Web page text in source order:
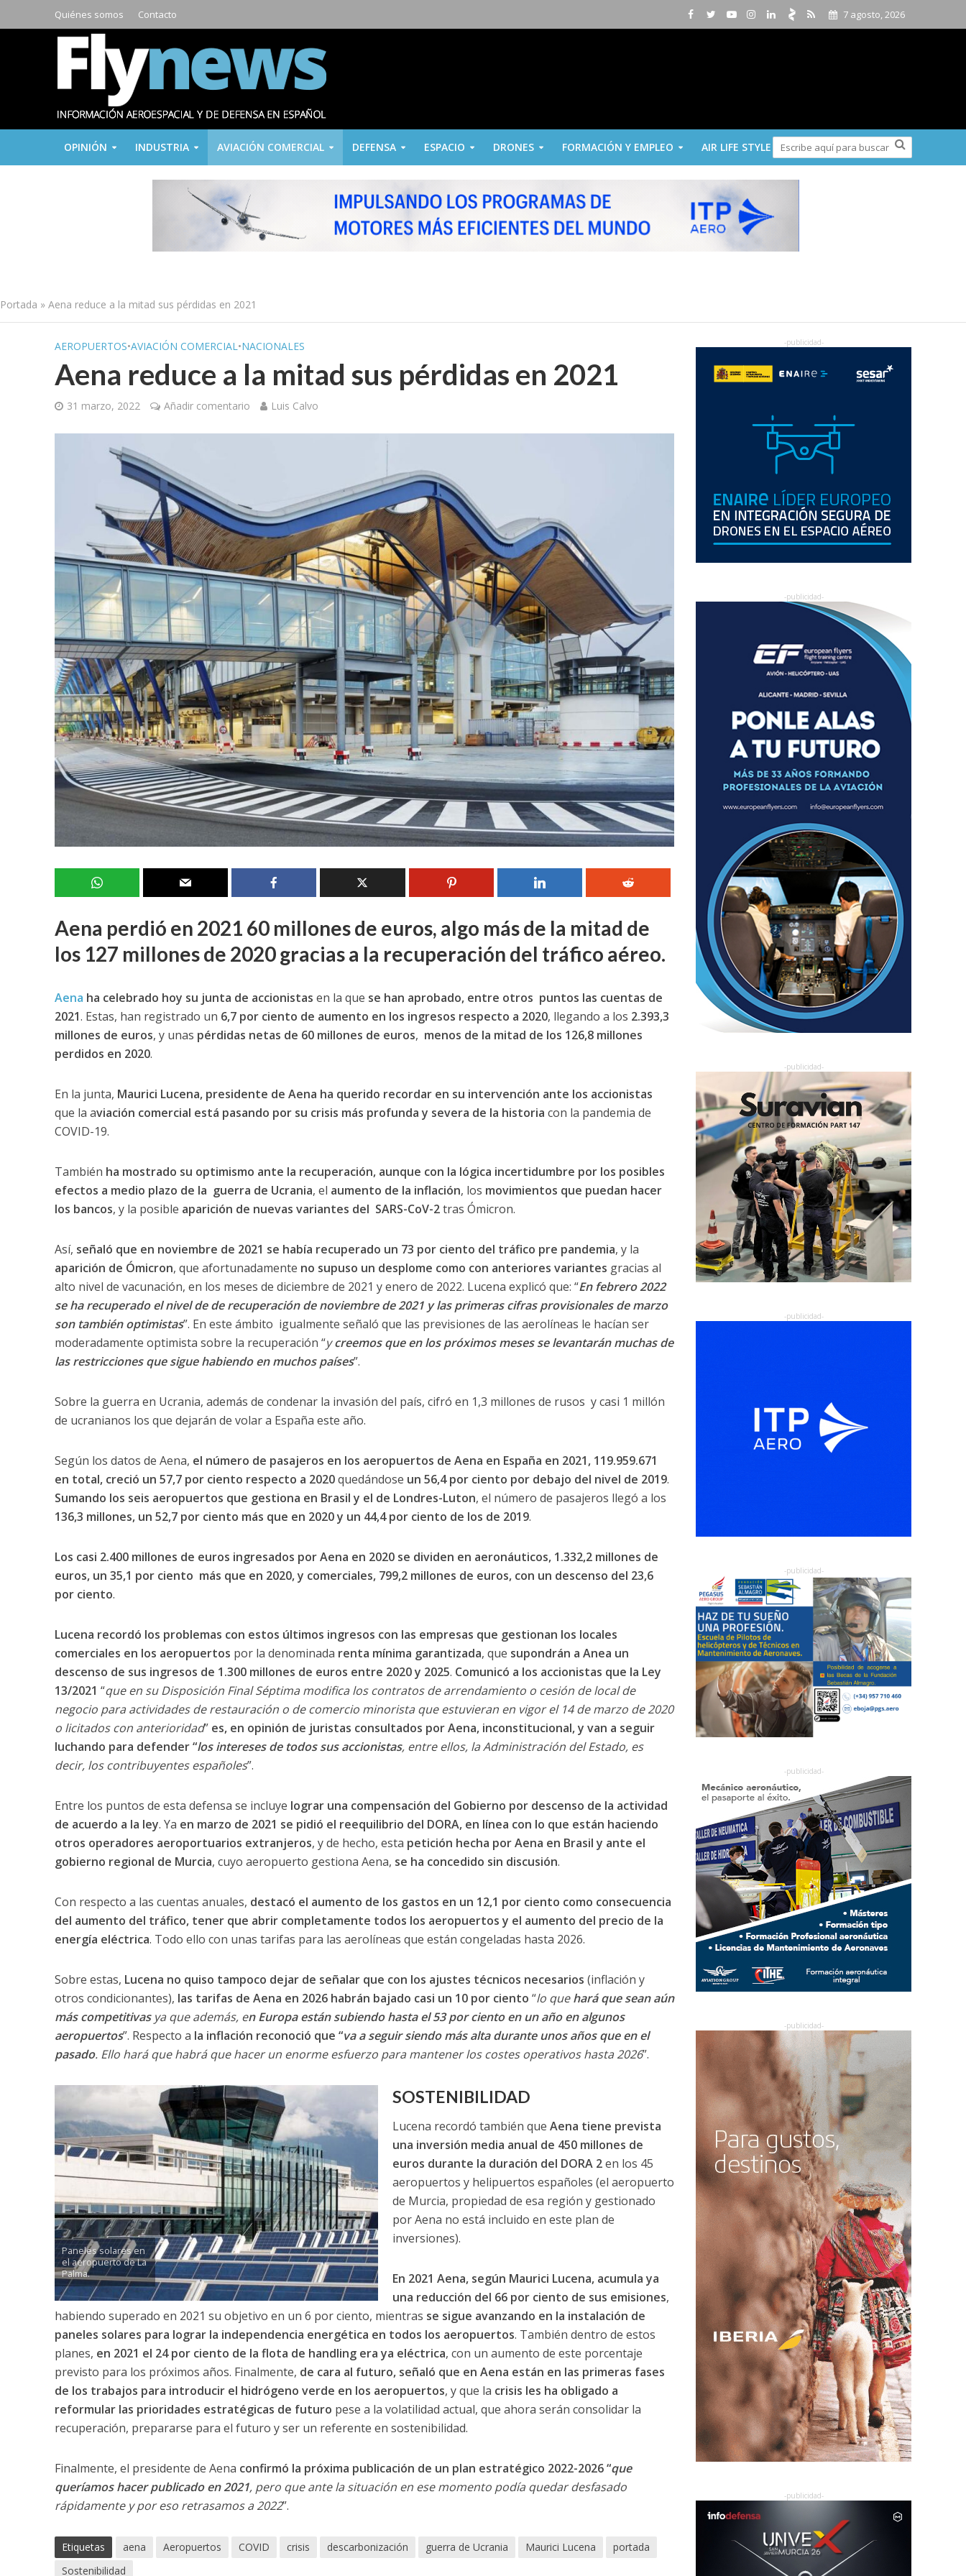
Quiénes somos Contacto 7 agosto, 2026
OPINIÓN INDUSTRIA AVIACIÓN COMERCIAL DEFENSA ESPACIO DRONES FORMACIÓN Y EMPLEO AIR LIFE STYLE
Portada » Aena reduce a la mitad sus pérdidas en 2021
AEROPUERTOS•AVIACIÓN COMERCIAL•NACIONALES
Aena reduce a la mitad sus pérdidas en 2021
31 marzo, 2022 Añadir comentario Luis Calvo
Aena perdió en 2021 60 millones de euros, algo más de la mitad de
los 127 millones de 2020 gracias a la recuperación del tráfico aéreo.
Aena ha celebrado hoy su junta de accionistas en la que se han aprobado, entre otros puntos las cuentas de
2021. Estas, han registrado un 6,7 por ciento de aumento en los ingresos respecto a 2020, llegando a los 2.393,3
millones de euros, y unas pérdidas netas de 60 millones de euros, menos de la mitad de los 126,8 millones
perdidos en 2020.
En la junta, Maurici Lucena, presidente de Aena ha querido recordar en su intervención ante los accionistas
que la aviación comercial está pasando por su crisis más profunda y severa de la historia con la pandemia de
COVID-19.
También ha mostrado su optimismo ante la recuperación, aunque con la lógica incertidumbre por los posibles
efectos a medio plazo de la guerra de Ucrania, el aumento de la inflación, los movimientos que puedan hacer
los bancos, y la posible aparición de nuevas variantes del SARS-CoV-2tras Ómicron.
Así, señaló que en noviembre de 2021 se había recuperado un 73 por ciento del tráfico pre pandemia, y la
aparición de Ómicron, que afortunadamente no supuso un desplome como con anteriores variantes gracias al
alto nivel de vacunación, en los meses de diciembre de 2021 y enero de 2022. Lucena explicó que: “En febrero 2022
se ha recuperado el nivel de de recuperación de noviembre de 2021 y las primeras cifras provisionales de marzo
son también optimistas”. En este ámbito igualmente señaló que las previsiones de las aerolíneas le hacían ser
moderadamente optimista sobre la recuperación “ycreemos que en los próximos meses se levantarán muchas de
las restricciones que sigue habiendo en muchos países”.
Sobre la guerra en Ucrania, además de condenar la invasión del país, cifró en 1,3 millones de rusos y casi 1 millón
de ucranianos los que dejarán de volar a España este año.
Según los datos de Aena, el número de pasajeros en los aeropuertos de Aena en España en 2021, 119.959.671
en total, creció un 57,7 por ciento respecto a 2020quedándose un 56,4 por ciento por debajo del nivel de 2019.
Sumando los seis aeropuertos que gestiona en Brasil y el de Londres-Luton, el número de pasajeros llegó a los
136,3 millones, un 52,7 por ciento más que en 2020 y un 44,4 por ciento de los de 2019.
Los casi 2.400 millones de euros ingresados por Aena en 2020 se dividen en aeronáuticos, 1.332,2 millones de
euros, un 35,1 por ciento más que en 2020, y comerciales, 799,2 millones de euros, con un descenso del 23,6
por ciento.
Lucena recordó los problemas con estos últimos ingresos con las empresas que gestionan los locales
comerciales en los aeropuertos por la denominada renta mínima garantizada, que supondrán a Anea un
descenso de sus ingresos de 1.300 millones de euros entre 2020 y 2025. Comunicó a los accionistas que la Ley
13/2021 “que en su Disposición Final Séptima modifica los contratos de arrendamiento o cesión de local de
negocio para actividades de restauración o de comercio minorista que estuvieran en vigor el 14 de marzo de 2020
o licitados con anterioridad” es, en opinión de juristas consultados por Aena, inconstitucional, y van a seguir
luchando para defender “los intereses de todos sus accionistas, entre ellos, la Administración del Estado, es
decir, los contribuyentes españoles”.
Entre los puntos de esta defensa se incluye lograr una compensación del Gobierno por descenso de la actividad
de acuerdo a la ley. Ya en marzo de 2021 se pidió el reequilibrio del DORA, en línea con lo que están haciendo
otros operadores aeroportuarios extranjeros, y de hecho, esta petición hecha por Aena en Brasil y ante el
gobierno regional de Murcia, cuyo aeropuerto gestiona Aena, se ha concedido sin discusión.
Con respecto a las cuentas anuales, destacó el aumento de los gastos en un 12,1 por ciento como consecuencia
del aumento del tráfico, tener que abrir completamente todos los aeropuertos y el aumento del precio de la
energía eléctrica. Todo ello con unas tarifas para las aerolíneas que están congeladas hasta 2026.
Sobre estas, Lucena no quiso tampoco dejar de señalar que con los ajustes técnicos necesarios (inflación y
otros condicionantes), las tarifas de Aena en 2026 habrán bajado casi un 10 por ciento “lo quehará que sean aún
más competitivasya que además, en Europa están subiendo hasta el 53 por ciento en un año en algunos
aeropuertos”. Respecto a la inflación reconoció que “va a seguir siendo más alta durante unos años que en el
pasado. Ello hará que habrá que hacer un enorme esfuerzo para mantener los costes operativos hasta 2026”.
Paneles solares en
el aeropuerto de La
Palma.
SOSTENIBILIDAD
Lucena recordó también que Aena tiene prevista
una inversión media anual de 450 millones de
euros durante la duración del DORA 2en los 45
aeropuertos y helipuertos españoles (el aeropuerto
de Murcia, propiedad de esa región y gestionado
por Aena no está incluido en este plan de
inversiones).
En 2021 Aena, según Maurici Lucena, acumula ya
una reducción del 66 por ciento de sus emisiones,
habiendo superado en 2021 su objetivo en un 6 por ciento, mientras se sigue avanzando en la instalación de
paneles solares para lograr la independencia energética en todos los aeropuertos. También dentro de estos
planes, en 2021 el 24 por ciento de la flota de handling era ya eléctrica, con un aumento de este porcentaje
previsto para los próximos años. Finalmente, de cara al futuro, señaló que en Aena están en las primeras fases
de los trabajos para introducir el hidrógeno verde en los aeropuertos, y que la crisis les ha obligado a
reformular las prioridades estratégicas de futuro pese a la volatilidad actual, que ahora serán consolidar la
recuperación, prepararse para el futuro y ser un referente en sostenibilidad.
Finalmente, el presidente de Aena confirmó la próxima publicación de un plan estratégico 2022-2026 “que
queríamos hacer publicado en 2021, pero que ante la situación en ese momento podía quedar desfasado
rápidamente y por eso retrasamos a 2022”.
Etiquetas aena Aeropuertos COVID crisis descarbonización guerra de Ucrania Maurici Lucena
portada
Sostenibilidad